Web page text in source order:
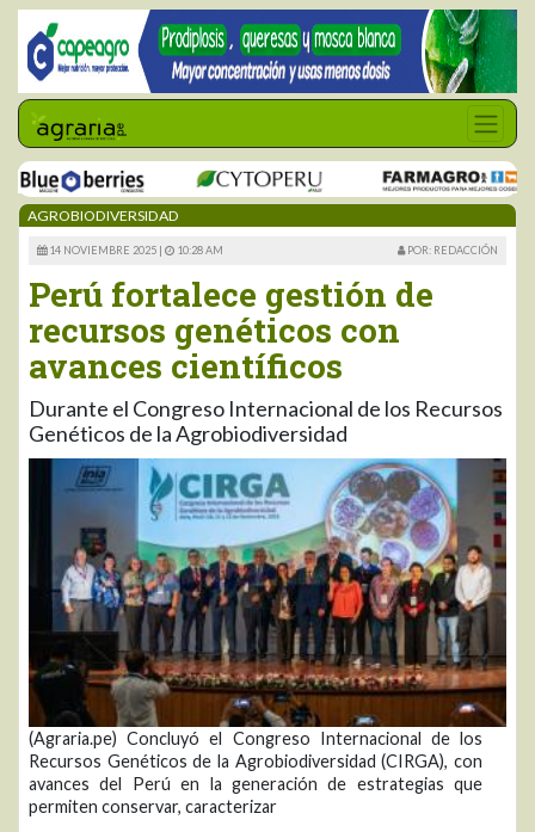
AGROBIODIVERSIDAD
14 NOVIEMBRE 2025 | 10:28 AM POR: REDACCIÓN
Perú fortalece gestión de
recursos genéticos con
avances científicos
Durante el Congreso Internacional de los Recursos
Genéticos de la Agrobiodiversidad
(Agraria.pe) Concluyó el Congreso Internacional de los
Recursos Genéticos de la Agrobiodiversidad (CIRGA), con
avances del Perú en la generación de estrategias que
permiten conservar, caracterizar